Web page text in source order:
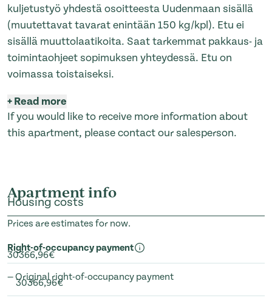
kuljetustyö yhdestä osoitteesta Uudenmaan sisällä
(muutettavat tavarat enintään 150 kg/kpl). Etu ei
sisällä muuttolaatikoita. Saat tarkemmat pakkaus- ja
toimintaohjeet sopimuksen yhteydessä. Etu on
voimassa toistaiseksi.
+Read more
If you would like to receive more information about
this apartment, please contact our salesperson.
Apartment info
Housing costs
Prices are estimates for now.
Right-of-occupancy payment
30366,96€
— Original right-of-occupancy payment
30366,96€